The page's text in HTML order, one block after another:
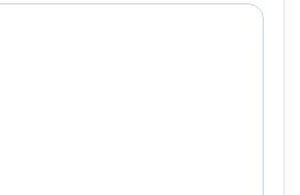
دیدگاه